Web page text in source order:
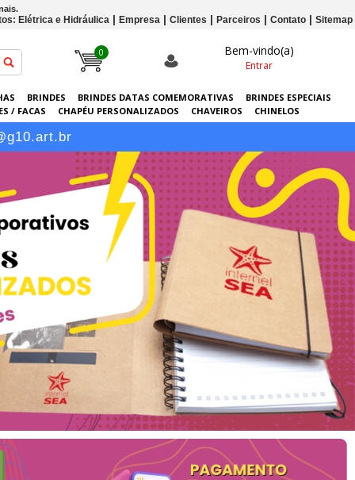
Elétrica e Hidráulica Empresa Clientes Parceiros Contato Sitemap
0 Bem-vindo(a)
Entrar
BRINDES BRINDES DATAS COMEMORATIVAS
BRINDES ESPECIAIS
/ FACAS CHAPÉU PERSONALIZADOS CHAVEIROS
CHINELOS
GRÁFICA GUARDA-CHUVAS KITS
LANÇAMENTOS